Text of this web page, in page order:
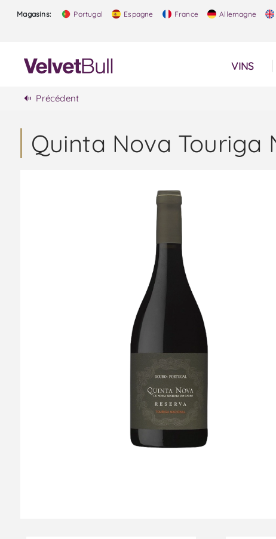
Magasins: Portugal Espagne France Allemagne
VINS
Précédent
Quinta Nova Touriga